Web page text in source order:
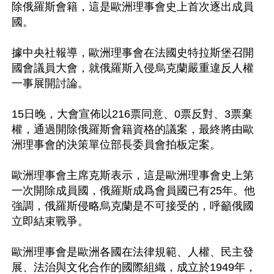
除俄羅斯會籍，這是歐洲理事會史上首次逐出成員
國。
據中央社報導，歐洲理事會在法國史特拉斯堡召開
國會議員大會，就俄羅斯入侵烏克蘭嚴重違反人權
一事展開討論。
15日晚，大會宣佈以216票同意、0票反對、3票棄
權，通過開除俄羅斯會籍資格的議案，最終將由歐
洲理事會的決策單位部長委員會拍板定案。
歐洲理事會主席克斯表示，這是歐洲理事會史上第
一次開除成員國，俄羅斯成爲會員國已有25年。他
強調，俄羅斯侵略烏克蘭是不可接受的，呼籲俄國
立即結束戰爭。
歐洲理事會是歐洲各國在法律規範、人權、民主發
展、法治與文化合作的國際組織，成立於1949年，